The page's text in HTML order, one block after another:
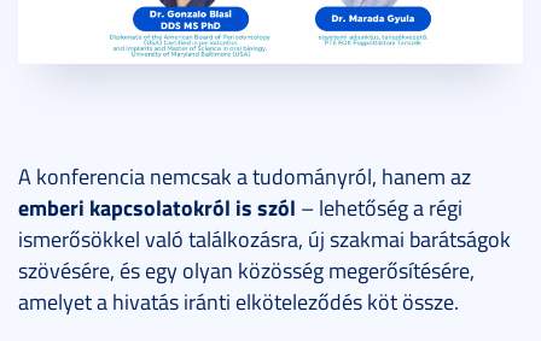
A konferencia nemcsak a tudományról, hanem az
emberi kapcsolatokról is szól – lehetőség a régi
ismerősökkel való találkozásra, új szakmai barátságok
szövésére, és egy olyan közösség megerősítésére,
amelyet a hivatás iránti elköteleződés köt össze.